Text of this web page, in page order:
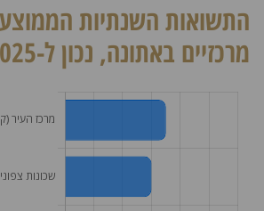
התשואות השנתיות
מרכזיים באתונה, נכון ל-2025: